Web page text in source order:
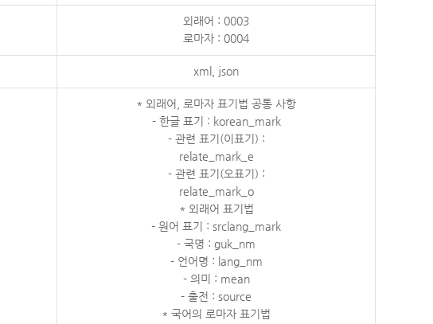
외래어 : 0003
로마자 : 0004
xml, json
* 외래어, 로마자 표기법 공통 사항
- 한글 표기 : korean_mark
- 관련 표기(이표기) :
relate_mark_e
- 관련 표기(오표기) :
relate_mark_o
* 외래어 표기법
- 원어 표기 : srclang_mark
- 국명 : guk_nm
- 언어명 : lang_nm
- 의미 : mean
- 출전 : source
* 국어의 로마자 표기법